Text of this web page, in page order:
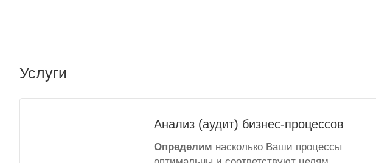
Услуги
Анализ (аудит) бизнес-процессов
Определим насколько Ваши процессы